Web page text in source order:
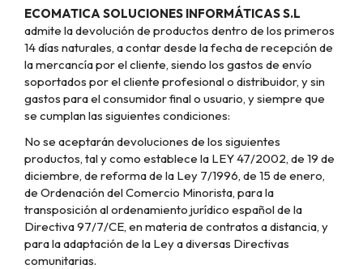
ECOMATICA SOLUCIONES INFORMÁTICAS S.L
admite la devolución de productos dentro de los primeros
14 días naturales, a contar desde la fecha de recepción de
la mercancía por el cliente, siendo los gastos de envío
soportados por el cliente profesional o distribuidor, y sin
gastos para el consumidor final o usuario, y siempre que
se cumplan las siguientes condiciones:
No se aceptarán devoluciones de los siguientes
productos, tal y como establece la LEY 47/2002, de 19 de
diciembre, de reforma de la Ley 7/1996, de 15 de enero,
de Ordenación del Comercio Minorista, para la
transposición al ordenamiento jurídico español de la
Directiva 97/7/CE, en materia de contratos a distancia, y
para la adaptación de la Ley a diversas Directivas
comunitarias.